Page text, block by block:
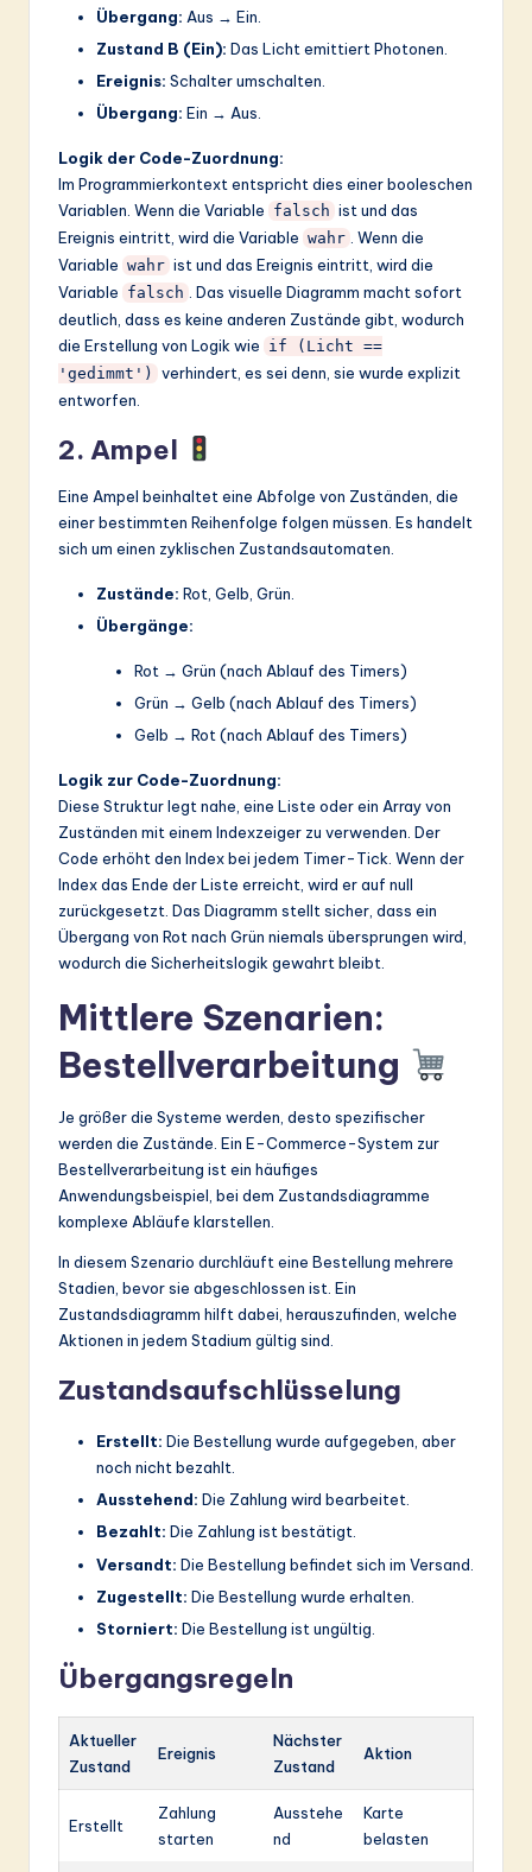
Übergang: Aus → Ein.
Zustand B (Ein): Das Licht emittiert Photonen.
Ereignis: Schalter umschalten.
Übergang: Ein → Aus.
Logik der Code-Zuordnung:
Im Programmierkontext entspricht dies einer booleschen
Variablen. Wenn die Variable falsch ist und das
Ereignis eintritt, wird die Variable wahr
. Wenn die
Variable wahr ist und das Ereignis eintritt, wird die
Variable falsch
. Das visuelle Diagramm macht sofort
deutlich, dass es keine anderen Zustände gibt, wodurch
die Erstellung von Logik wie if (Licht ==
'gedimmt')
verhindert, es sei denn, sie wurde explizit
entworfen.
2. Ampel
Eine Ampel beinhaltet eine Abfolge von Zuständen, die
einer bestimmten Reihenfolge folgen müssen. Es handelt
sich um einen zyklischen Zustandsautomaten.
Zustände: Rot, Gelb, Grün.
Übergänge:
Rot → Grün (nach Ablauf des Timers)
Grün → Gelb (nach Ablauf des Timers)
Gelb → Rot (nach Ablauf des Timers)
Logik zur Code-Zuordnung:
Diese Struktur legt nahe, eine Liste oder ein Array von
Zuständen mit einem Indexzeiger zu verwenden. Der
Code erhöht den Index bei jedem Timer-Tick. Wenn der
Index das Ende der Liste erreicht, wird er auf null
zurückgesetzt. Das Diagramm stellt sicher, dass ein
Übergang von Rot nach Grün niemals übersprungen wird,
wodurch die Sicherheitslogik gewahrt bleibt.
Mittlere Szenarien:
Bestellverarbeitung
Je größer die Systeme werden, desto spezifischer
werden die Zustände. Ein E-Commerce-System zur
Bestellverarbeitung ist ein häufiges
Anwendungsbeispiel, bei dem Zustandsdiagramme
komplexe Abläufe klarstellen.
In diesem Szenario durchläuft eine Bestellung mehrere
Stadien, bevor sie abgeschlossen ist. Ein
Zustandsdiagramm hilft dabei, herauszufinden, welche
Aktionen in jedem Stadium gültig sind.
Zustandsaufschlüsselung
Erstellt: Die Bestellung wurde aufgegeben, aber
noch nicht bezahlt.
Ausstehend: Die Zahlung wird bearbeitet.
Bezahlt: Die Zahlung ist bestätigt.
Versandt: Die Bestellung befindet sich im Versand.
Zugestellt: Die Bestellung wurde erhalten.
Storniert: Die Bestellung ist ungültig.
Übergangsregeln
Aktueller
Zustand
Ereignis
Nächster
Zustand
Aktion
Erstellt
Zahlung
starten
Ausstehe
nd
Karte
belasten